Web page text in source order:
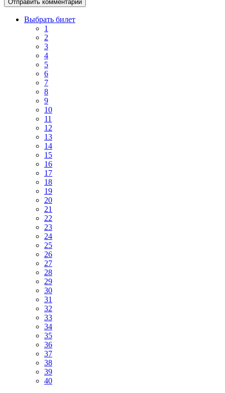
Выбрать билет
1
2
3
4
5
6
7
8
9
10
11
12
13
14
15
16
17
18
19
20
21
22
23
24
25
26
27
28
29
30
31
32
33
34
35
36
37
38
39
40